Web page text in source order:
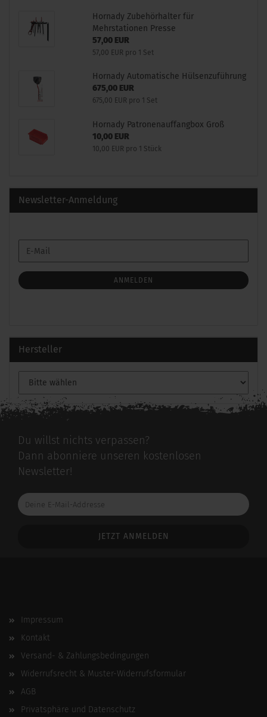
Hornady Zubehörhalter für
Mehrstationen Presse
57,00 EUR
57,00 EUR pro 1 Set
Hornady Automatische Hülsenzuführung
675,00 EUR
675,00 EUR pro 1 Set
Hornady Patronenauffangbox Groß
10,00 EUR
10,00 EUR pro 1 Stück
Newsletter-Anmeldung
ZUR
ANMELDUNG
E-
Mail
ANMELDEN
Hersteller
Du willst nichts verpassen?
Dann abonniere unseren kostenlosen
Newsletter!
Deine
E-
Impressum
Kontakt
Versand- & Zahlungsbedingungen
Widerrufsrecht & Muster-Widerrufsformular
AGB
Privatsphäre und Datenschutz